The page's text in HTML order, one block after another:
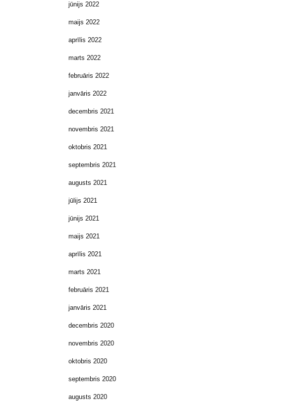
jūnijs 2022
maijs 2022
aprīlis 2022
marts 2022
februāris 2022
janvāris 2022
decembris 2021
novembris 2021
oktobris 2021
septembris 2021
augusts 2021
jūlijs 2021
jūnijs 2021
maijs 2021
aprīlis 2021
marts 2021
februāris 2021
janvāris 2021
decembris 2020
novembris 2020
oktobris 2020
septembris 2020
augusts 2020